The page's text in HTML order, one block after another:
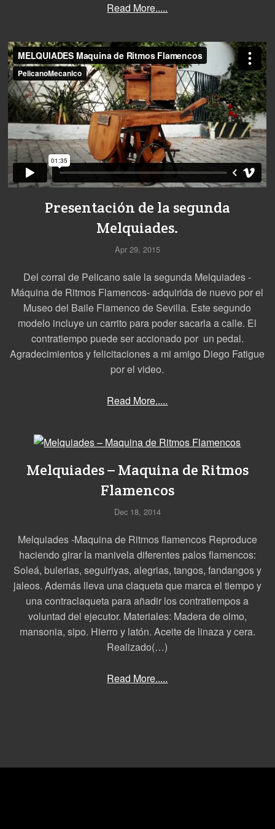
Read More.....
Presentación de la segunda
Melquiades.
Apr 29, 2015
Del corral de Pelicano sale la segunda Melquiades -
Máquina de Ritmos Flamencos- adquirida de nuevo por el
Museo del Baile Flamenco de Sevilla. Este segundo
modelo incluye un carrito para poder sacarla a calle. El
contratiempo puede ser accionado por un pedal.
Agradecimientos y felicitaciones a mi amigo Diego Fatigue
por el video.
Read More.....
Melquiades – Maquina de Ritmos
Flamencos
Dec 18, 2014
Melquiades -Maquina de Ritmos flamencos Reproduce
haciendo girar la manivela diferentes palos flamencos:
Soleá, bulerias, seguiriyas, alegrias, tangos, fandangos y
jaleos. Además lleva una claqueta que marca el tiempo y
una contraclaqueta para añadir los contratiempos a
voluntad del ejecutor. Materiales: Madera de olmo,
mansonia, sipo. Hierro y latón. Aceite de linaza y cera.
Realizado(…)
Read More.....